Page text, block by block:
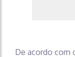
De acordo com